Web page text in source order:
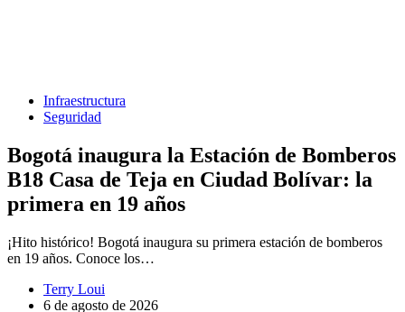
Infraestructura
Seguridad
Bogotá inaugura la Estación de Bomberos
B18 Casa de Teja en Ciudad Bolívar: la
primera en 19 años
¡Hito histórico! Bogotá inaugura su primera estación de bomberos
en 19 años. Conoce los…
Terry Loui
6 de agosto de 2026